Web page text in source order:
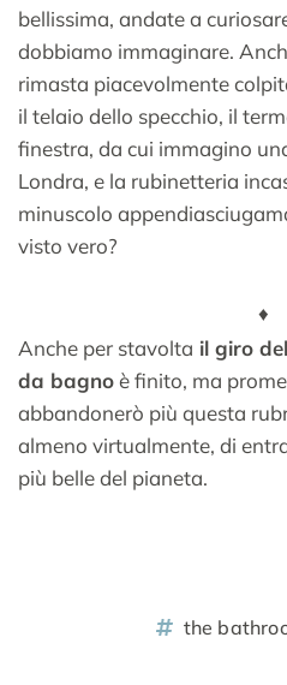
bellissima, andate a
dobbiamo immaginare.
rimasta piacevolmente
il telaio dello specchio, il
finestra, da cui immagino
Londra, e la rubinetteria
minuscolo
visto vero?
♦
Anche per stavolta il giro
da bagnoè finito, ma
abbandonerò più questa
almeno virtualmente, di
più belle del pianeta.
the